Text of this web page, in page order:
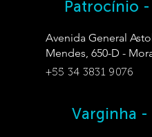
Patrocínio -
Avenida General
Mendes, 650-D -
+55 34 3831 9076
Varginha -